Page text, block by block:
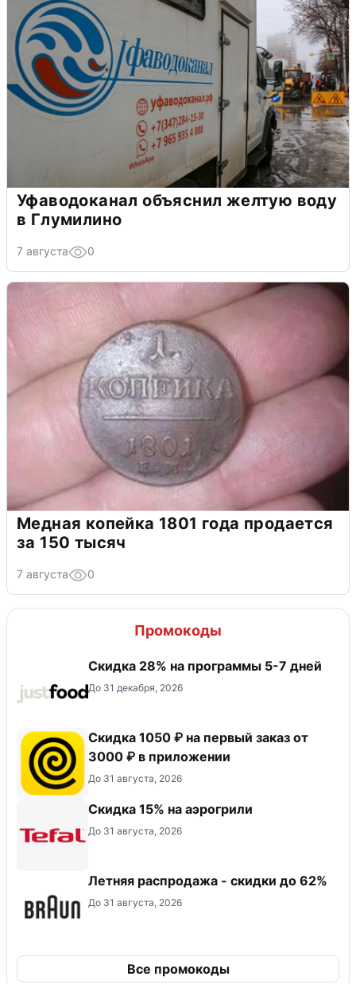
Уфаводоканал объяснил желтую воду
в Глумилино
7 августа 0
Медная копейка 1801 года продается
за 150 тысяч
7 августа 0
Промокоды
Скидка 28% на программы 5-7 дней
До 31 декабря, 2026
Скидка 1050 ₽ на первый заказ от
3000 ₽ в приложении
До 31 августа, 2026
Скидка 15% на аэрогрили
До 31 августа, 2026
Летняя распродажа - скидки до 62%
До 31 августа, 2026
Все промокоды